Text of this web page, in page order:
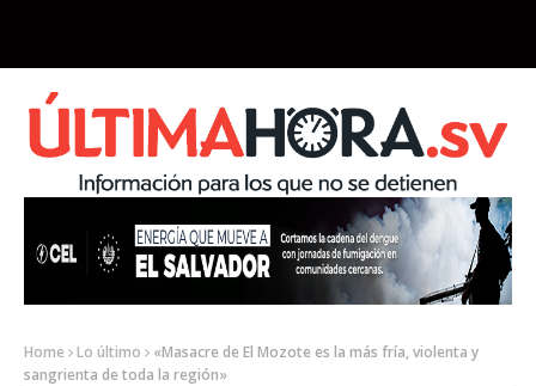
Home Lo último
«Masacre de El Mozote es la más fría, violenta y
sangrienta de toda la región»